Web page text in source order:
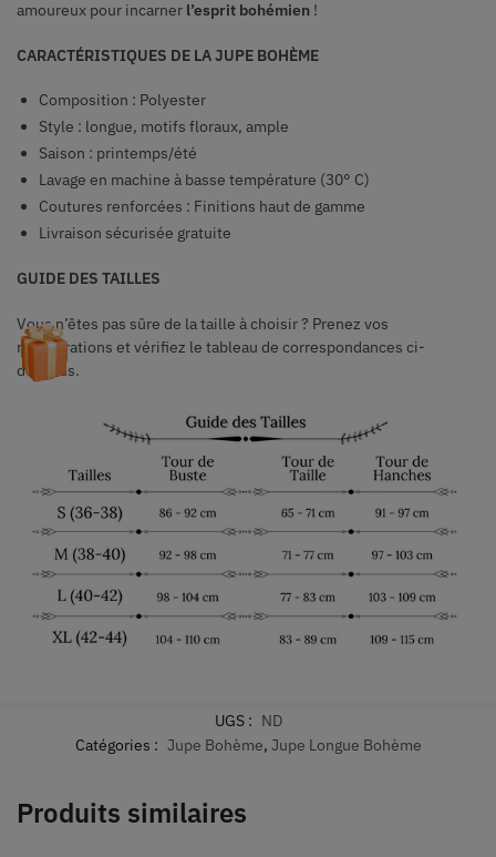
amoureux pour incarner l’esprit bohémien !
CARACTÉRISTIQUES DE LA JUPE BOHÈME
Composition : Polyester
Style : longue, motifs floraux, ample
Saison : printemps/été
Lavage en machine à basse température (30° C)
Coutures renforcées : Finitions haut de gamme
Livraison sécurisée gratuite
GUIDE DES TAILLES
Vous n’êtes pas sûre de la taille à choisir ? Prenez vos
mensurations et vérifiez le tableau de correspondances ci-
dessous.
UGS : ND
Catégories : Jupe Bohème, Jupe Longue Bohème
Produits similaires